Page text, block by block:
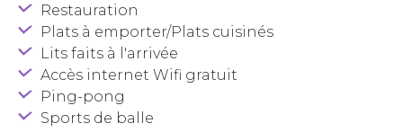
Restauration
Plats à emporter/Plats cuisinés
Lits faits à l'arrivée
Accès internet Wifi gratuit
Ping-pong
Sports de balle